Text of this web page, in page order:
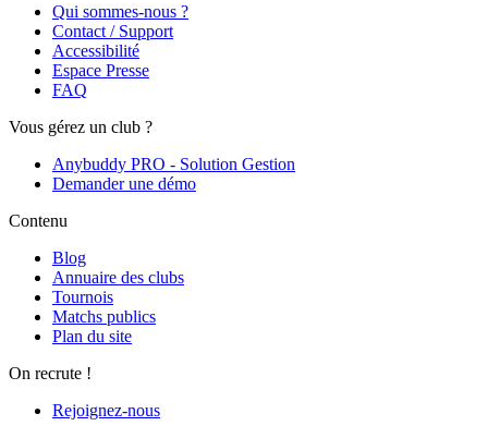
Qui sommes-nous ?
Contact / Support
Accessibilité
Espace Presse
FAQ
Vous gérez un club ?
Anybuddy PRO - Solution Gestion
Demander une démo
Contenu
Blog
Annuaire des clubs
Tournois
Matchs publics
Plan du site
On recrute !
Rejoignez-nous